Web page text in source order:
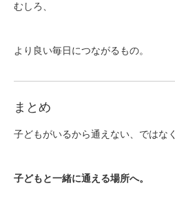
むしろ、
より良い毎日につながるもの。
まとめ
子どもがいるから通えない、ではなく
子どもと一緒に通える場所へ。